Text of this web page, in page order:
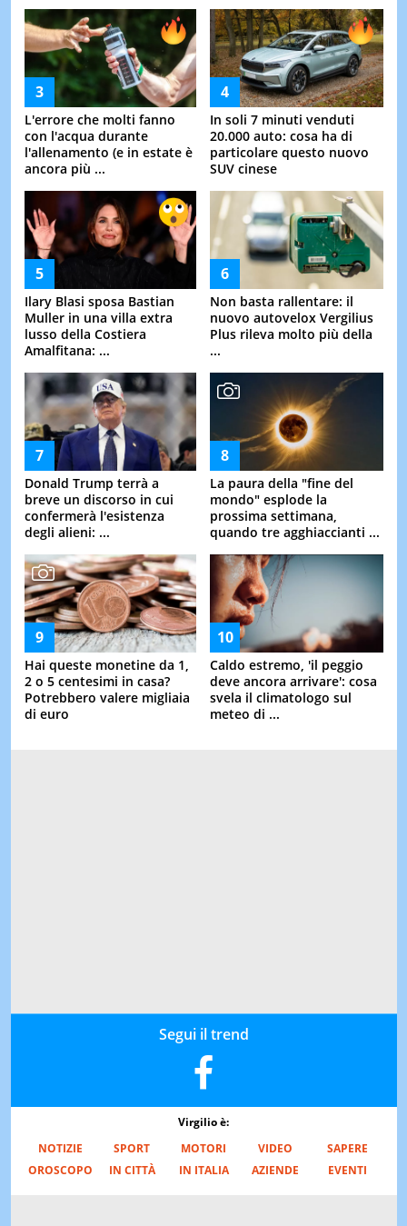
L'errore che molti fanno
con l'acqua durante
l'allenamento (e in estate è
ancora più ...
In soli 7 minuti venduti
20.000 auto: cosa ha di
particolare questo nuovo
SUV cinese
Ilary Blasi sposa Bastian
Muller in una villa extra
lusso della Costiera
Amalfitana: ...
Non basta rallentare: il
nuovo autovelox Vergilius
Plus rileva molto più della
...
Donald Trump terrà a
breve un discorso in cui
confermerà l'esistenza
degli alieni: ...
La paura della "fine del
mondo" esplode la
prossima settimana,
quando tre agghiaccianti ...
Hai queste monetine da 1,
2 o 5 centesimi in casa?
Potrebbero valere migliaia
di euro
Caldo estremo, 'il peggio
deve ancora arrivare': cosa
svela il climatologo sul
meteo di ...
Segui il trend
Virgilio è:
NOTIZIE
SPORT MOTORI VIDEO
SAPERE
OROSCOPO
IN CITTÀ IN ITALIA AZIENDE EVENTI